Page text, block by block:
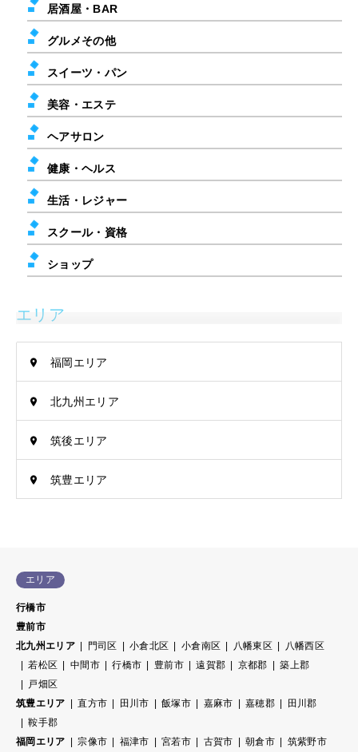
居酒屋・BAR
グルメその他
スイーツ・パン
美容・エステ
ヘアサロン
健康・ヘルス
生活・レジャー
スクール・資格
ショップ
エリア
福岡エリア
北九州エリア
筑後エリア
筑豊エリア
エリア
行橋市
豊前市
北九州エリア
門司区 小倉北区 小倉南区 八幡東区
八幡西区
若松区
中間市 行橋市 豊前市 遠賀郡 京都郡
築上郡
戸畑区
筑豊エリア
直方市 田川市 飯塚市 嘉麻市 嘉穂郡
田川郡
鞍手郡
福岡エリア
宗像市 福津市 宮若市 古賀市 朝倉市
筑紫野市